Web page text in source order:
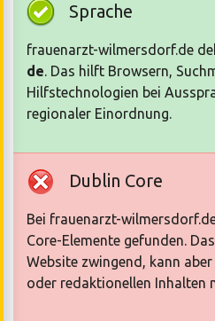
Sprache
frauenarzt-wilmersdorf.de
de. Das hilft Browsern,
Hilfstechnologien bei
regionaler Einordnung.
Dublin Core
Bei frauenarzt-
Core-Elemente gefunden.
Website zwingend, kann
oder redaktionellen Inhalten